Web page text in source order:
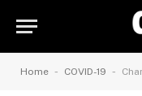
Home - COVID-19 -